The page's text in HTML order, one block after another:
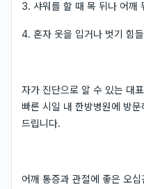
3. 샤워를 할 때 목 뒤나 어깨
4. 혼자 옷을 입거나 벗기 힘
자가 진단으로 알 수 있는 대
빠른 시일 내 한방병원에 방
드립니다.
어깨 통증과 관절에 좋은 오